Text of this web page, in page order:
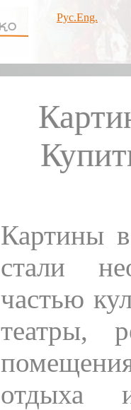
Рус.Eng.
Картины
стали
частью
театры,
отдыха